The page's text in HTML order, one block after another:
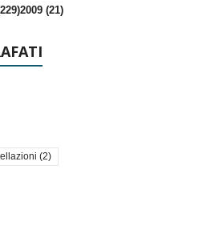
2009 (21)
(2)